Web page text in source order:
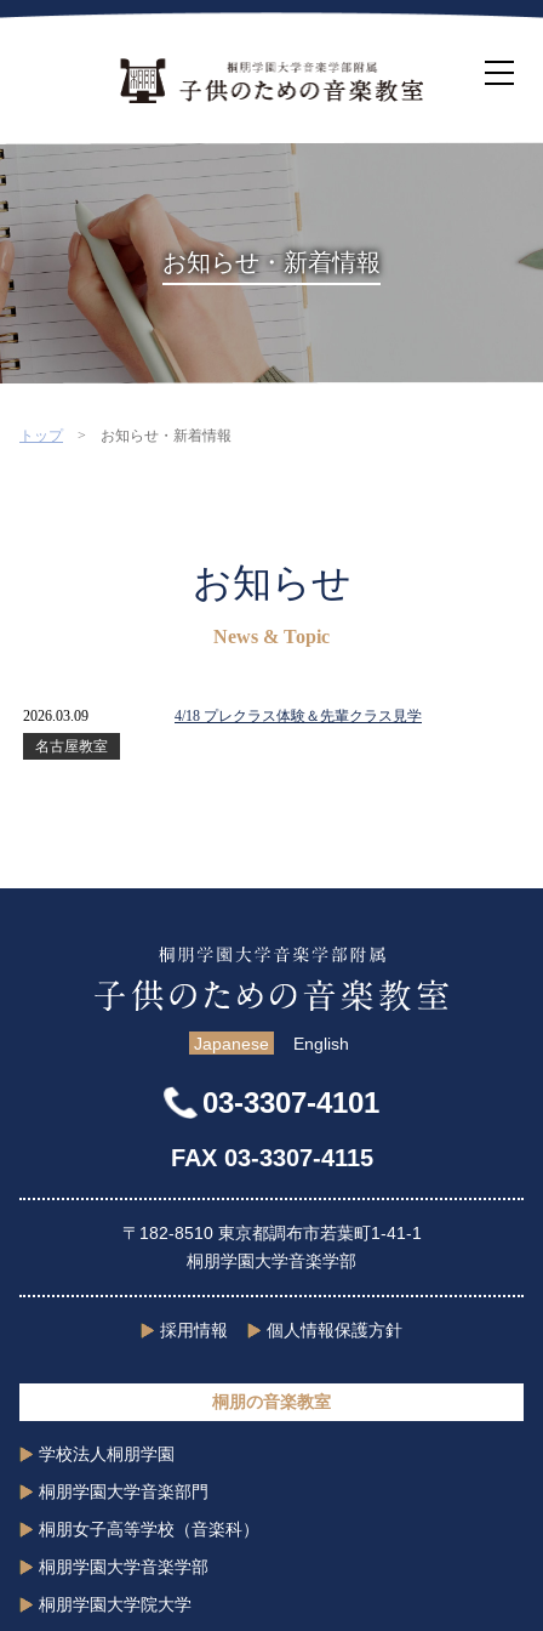
ホーム
生徒募集について
教室案内
コース紹介
概要・沿革
桐朋を選ぶ理由
インタビュー・コラム
イベント
よくある質問
お知らせ・新着情報
トップ お知らせ・新着情報
お知らせ
News & Topic
2026.03.09
名古屋教室
4/18 プレクラス体験＆先輩クラス見学
Japanese English
03-3307-4101
FAX 03-3307-4115
〒182-8510 東京都調布市若葉町1-41-1
桐朋学園大学音楽学部
採用情報 個人情報保護方針
桐朋の音楽教室
学校法人桐朋学園
桐朋学園大学音楽部門
桐朋女子高等学校（音楽科）
桐朋学園大学音楽学部
桐朋学園大学院大学